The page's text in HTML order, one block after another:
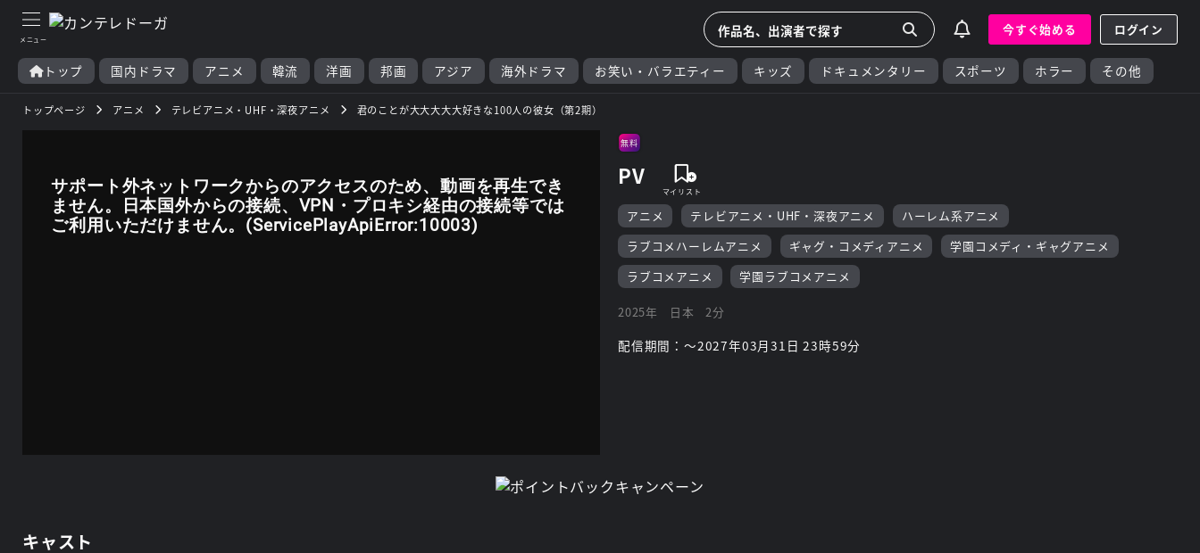
今すぐ始める ログイン
トップ 国内ドラマ アニメ 韓流 洋画 邦画 アジア 海外ドラマ お笑い・バラエティー キッズ ドキュメンタリー スポーツ ホラー その他
トップページ アニメ テレビアニメ・UHF・深夜アニメ 君のことが大大大大大好きな100人の彼女（第2期）
サポート外ネットワークからのアクセスのため、動画を再生でき
ません。日本国外からの接続、VPN・プロキシ経由の接続等では
ご利用いただけません。(ServicePlayApiError:10003)
無料
PV
アニメ テレビアニメ・UHF・深夜アニメ
ハーレム系アニメ
ラブコメハーレムアニメ
ギャグ・コメディアニメ
学園コメディ・ギャグアニメ
ラブコメアニメ
学園ラブコメアニメ
2025年 日本 2分
配信期間：～2027年03月31日 23時59分
キャスト